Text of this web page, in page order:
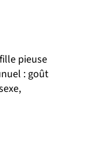
pieuse
: goût